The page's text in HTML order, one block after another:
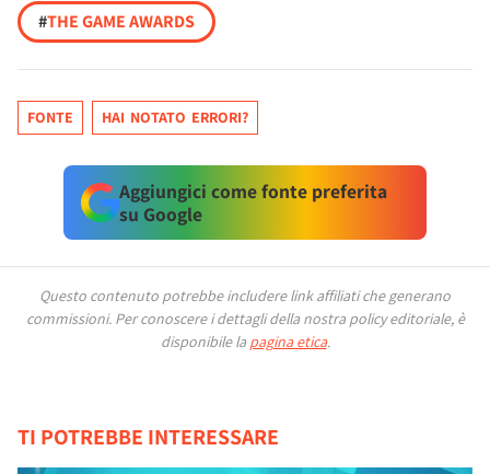
#THE GAME AWARDS
FONTE HAI NOTATO ERRORI?
Aggiungici come fonte preferita
su Google
Questo contenuto potrebbe includere link affiliati che generano
commissioni. Per conoscere i dettagli della nostra policy editoriale, è
disponibile la pagina etica.
TI POTREBBE INTERESSARE